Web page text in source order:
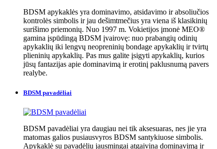
BDSM apykaklės yra dominavimo, atsidavimo ir absoliučios
kontrolės simbolis ir jau dešimtmečius yra viena iš klasikinių
surišimo priemonių. Nuo 1997 m. Vokietijos įmonė MEO®
gamina įspūdingą BDSM įvairovę: nuo prabangių odinių
apykaklių iki lengvų neopreninių bondage apykaklių ir tvirtų
plieninių apykaklių. Pas mus galite įsigyti apykaklių, kurios
jūsų fantazijas apie dominavimą ir erotinį paklusnumą pavers
realybe.
BDSM pavadėliai
BDSM pavadėliai yra daugiau nei tik aksesuaras, nes jie yra
matomas galios pusiausvyros BDSM santykiuose simbolis.
Apykaklė su pavadėliu jausmingai atgaivina dominavimą ir